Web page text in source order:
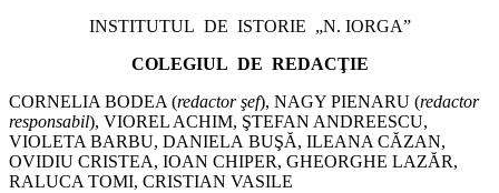
INSTITUTUL DE ISTORIE „N. IORGA”
COLEGIUL DE REDACŢIE
CORNELIA BODEA (redactor şef), NAGY PIENARU (redactor
responsabil), VIOREL ACHIM, ŞTEFAN ANDREESCU,
VIOLETA BARBU, DANIELA BUŞĂ, ILEANA CĂZAN,
OVIDIU CRISTEA, IOAN CHIPER, GHEORGHE LAZĂR,
RALUCA TOMI, CRISTIAN VASILE